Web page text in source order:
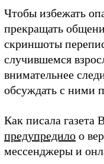
Чтобы избежать
прекращать
скриншоты
случившемся
внимательнее
обсуждать с ними
Как писала
предупредило о
мессенджеры и